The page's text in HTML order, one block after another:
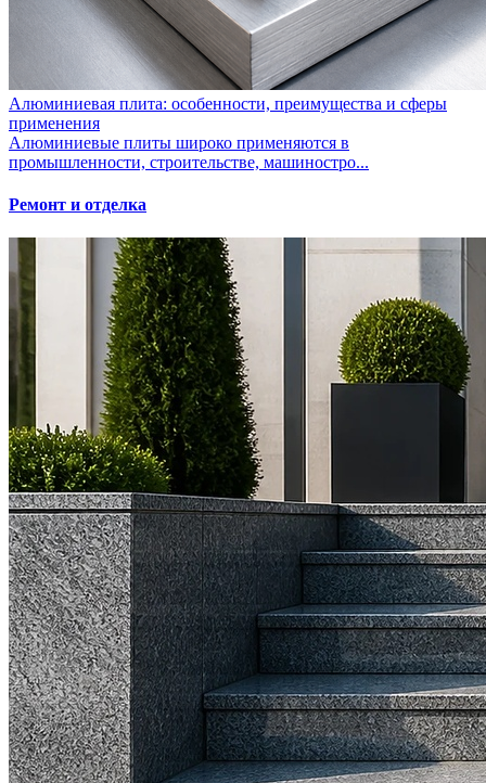
Алюминиевая плита: особенности, преимущества и сферы
применения
Алюминиевые плиты широко применяются в
промышленности, строительстве, машиностро...
Ремонт и отделка